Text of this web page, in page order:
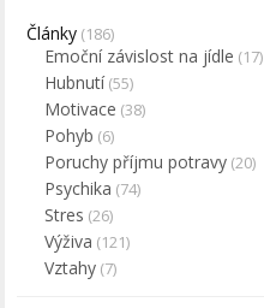
Články (186)
Emoční závislost na jídle (17)
Hubnutí(55)
Motivace (38)
Pohyb (6)
Poruchy příjmu potravy (20)
Psychika (74)
Stres (26)
Výživa (121)
Vztahy (7)